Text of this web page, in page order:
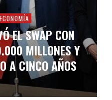
ECONOMÍA
EL SWAP CON
MILLONES Y
A CINCO AÑOS